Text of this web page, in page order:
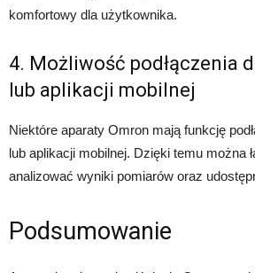
komfortowy dla użytkownika.
4. Możliwość podłączenia
lub aplikacji mobilnej
Niektóre aparaty Omron mają funkcję
lub aplikacji mobilnej. Dzięki temu można
analizować wyniki pomiarów oraz
Podsumowanie